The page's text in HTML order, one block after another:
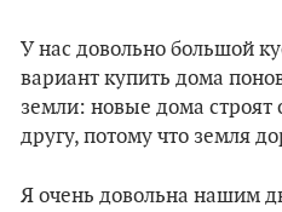
У нас довольно большой
вариант купить дома
земли: новые дома строят
другу, потому что земля
Я очень довольна нашим